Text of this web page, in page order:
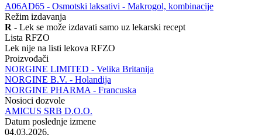
‍A06AD65 - Osmotski laksativi - Makrogol, kombinacije
Režim izdavanja
R - Lek se može izdavati samo uz lekarski recept
Lista RFZO
Lek nije na listi lekova RFZO
Proizvođači
NORGINE LIMITED - Velika Britanija
NORGINE B.V. - Holandija
NORGINE PHARMA - Francuska
Nosioci dozvole
AMICUS SRB D.O.O.
Datum poslednje izmene
04.03.2026.